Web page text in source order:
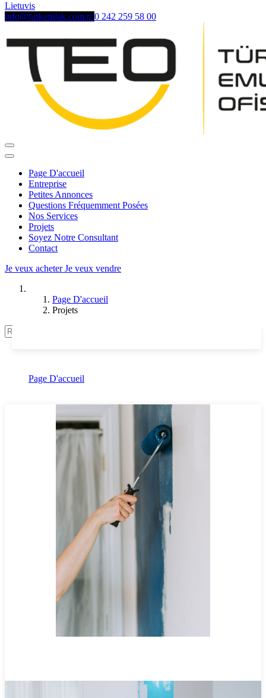
Lietuvis
info@turkemlak.com.tr 0 242 259 58 00
Page D'accueil
Entreprise
Petites Annonces
Questions Fréquemment Posées
Nos Services
Projets
Soyez Notre Consultant
Contact
Je veux acheter Je veux vendre
Page D'accueil
Projets
Page D'accueil